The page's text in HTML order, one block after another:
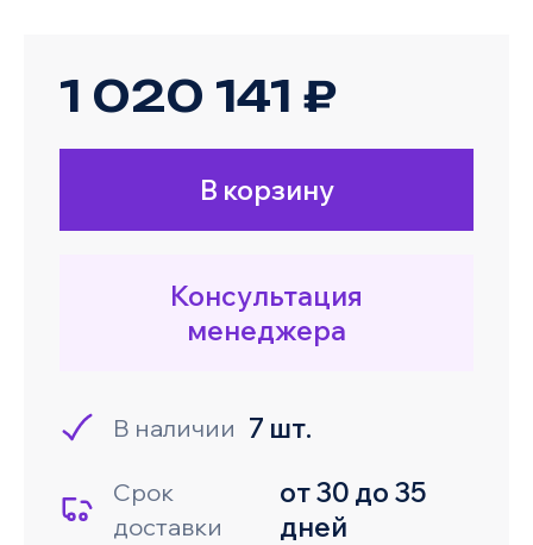
1 020 141 ₽
В корзину
Консультация
менеджера
В наличии 7 шт.
Срок
доставки
от 30 до 35
дней